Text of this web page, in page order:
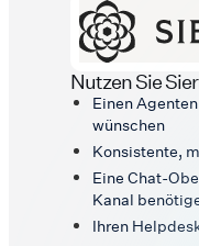
Nutzen Sie
Einen
wünschen
Konsistente,
Eine Chat-
Kanal
Ihren